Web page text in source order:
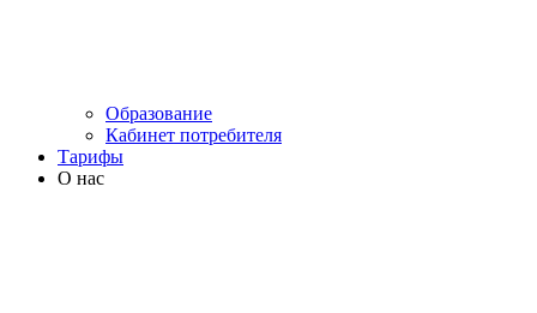
Образование
Кабинет потребителя
Тарифы
О нас